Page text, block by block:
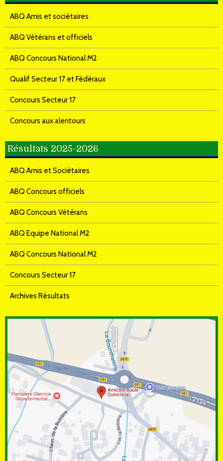
ABQ Amis et sociétaires
ABQ Vétérans et officiels
ABQ Concours National M2
Qualif Secteur 17 et Fédéraux
Concours Secteur 17
Concours aux alentours
Résultats 2025-2026
ABQ Amis et Sociétaires
ABQ Concours officiels
ABQ Concours Vétérans
ABQ Equipe National M2
ABQ Concours National M2
Concours Secteur 17
Archives Résultats